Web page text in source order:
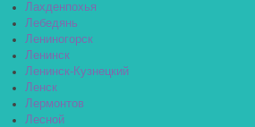
Лахденпохья
Лебедянь
Лениногорск
Ленинск
Ленинск-Кузнецкий
Ленск
Лермонтов
Лесной